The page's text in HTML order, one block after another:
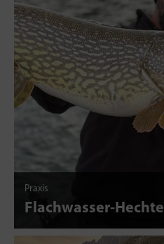
Praxis
Flachwasser-Hechte